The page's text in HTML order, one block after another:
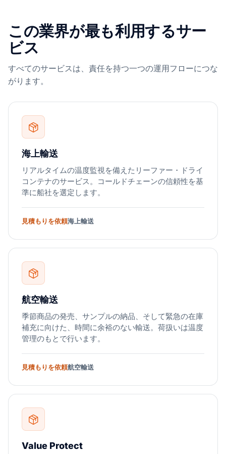
この業界が最も利用するサー
ビス
すべてのサービスは、責任を持つ一つの運用フローにつな
がります。
海上輸送
リアルタイムの温度監視を備えたリーファー・ドライ
コンテナのサービス。コールドチェーンの信頼性を基
準に船社を選定します。
見積もりを依頼海上輸送
航空輸送
季節商品の発売、サンプルの納品、そして緊急の在庫
補充に向けた、時間に余裕のない輸送。荷扱いは温度
管理のもとで行います。
見積もりを依頼航空輸送
Value Protect